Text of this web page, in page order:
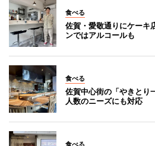
食べる
佐賀・愛敬通りにケーキ
ンではアルコールも
食べる
佐賀中心街の「やきとり
人数のニーズにも対応
食べる